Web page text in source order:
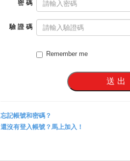
密 碼
驗 證 碼
Remember me
忘記帳號和密碼？
還沒有登入帳號？馬上加入！